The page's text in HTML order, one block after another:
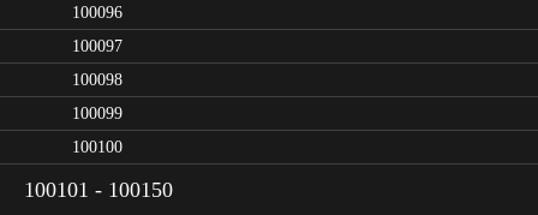
100096
100097
100098
100099
100100
100101 - 100150